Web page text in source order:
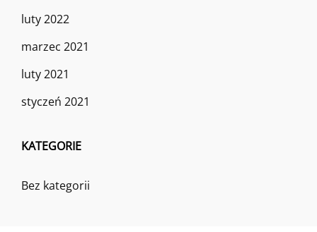
luty 2022
marzec 2021
luty 2021
styczeń 2021
KATEGORIE
Bez kategorii